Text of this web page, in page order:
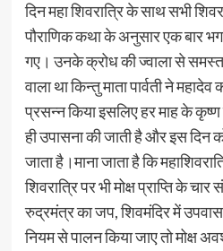
दिन महा शिवरात्रि के साथ सभी
पौराणिक कथा के अनुसार एक बार
गए। उनके क्रोध की ज्वाला से
वाला था किन्तु माता पार्वती ने
प्रसन्न किया इसलिए हर माह के कृष्ण
ही उपासना की जाती है और इस दिन
जाता है।माना जाता है कि
शिवरात्रि पर भी मोक्ष प्राप्ति के
रुद्रमंत्र का जप, शिवमंदिर में
नियम से पालन किया जाए तो मोक्ष